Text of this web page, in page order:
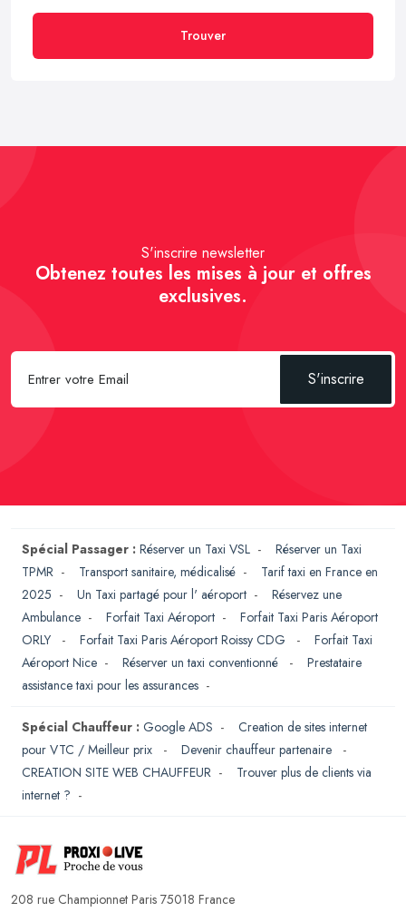
Trouver
S'inscrire newsletter
Obtenez toutes les mises à jour et offres
exclusives.
S'inscrire
Spécial Passager : Réserver un Taxi VSL - Réserver un Taxi
TPMR - Transport sanitaire, médicalisé - Tarif taxi en France en
2025 - Un Taxi partagé pour l' aéroport - Réservez une
Ambulance - Forfait Taxi Aéroport - Forfait Taxi Paris Aéroport
ORLY
- Forfait Taxi Paris Aéroport Roissy CDG - Forfait Taxi
Aéroport Nice - Réserver un taxi conventionné - Prestataire
assistance taxi pour les assurances -
Spécial Chauffeur : Google ADS - Creation de sites internet
pour VTC / Meilleur prix
- Devenir chauffeur partenaire
-
CREATION SITE WEB CHAUFFEUR - Trouver plus de clients via
internet ? -
208 rue Championnet Paris 75018 France